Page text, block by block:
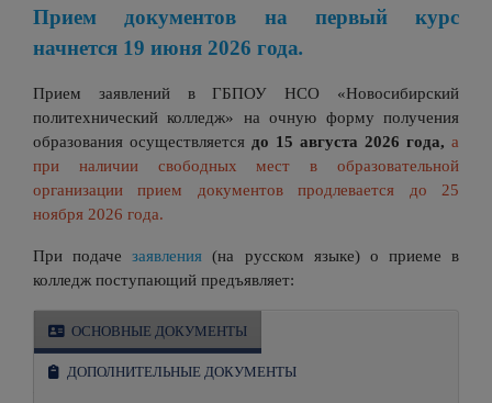
Прием документов на первый курс
начнется 19 июня 2026 года.
Прием заявлений в ГБПОУ НСО «Новосибирский
политехнический колледж» на очную форму получения
образования осуществляется до 15 августа 2026 года, а
при наличии свободных мест в образовательной
организации прием документов продлевается до 25
ноября 2026 года.
При подачезаявления (на русском языке) о приеме в
колледж поступающий предъявляет:
ОСНОВНЫЕ ДОКУМЕНТЫ
ДОПОЛНИТЕЛЬНЫЕ ДОКУМЕНТЫ